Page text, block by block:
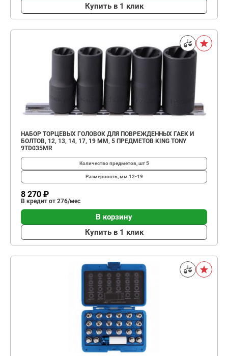
Купить в 1 клик
НАБОР ТОРЦЕВЫХ ГОЛОВОК ДЛЯ ПОВРЕЖДЕННЫХ ГАЕК И
БОЛТОВ, 12, 13, 14, 17, 19 ММ, 5 ПРЕДМЕТОВ KING TONY
9TD035MR
Количество предметов, шт5
Размерность, мм 12-19
8 270 ₽
В кредит от 276/мес
В корзину
Купить в 1 клик